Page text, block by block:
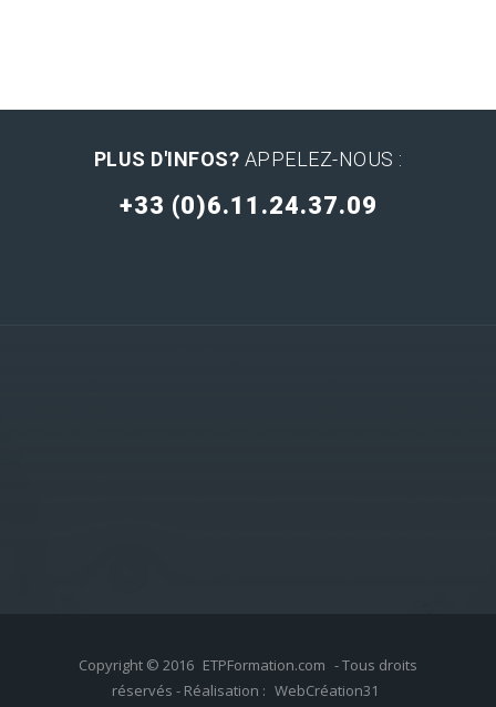
PLUS D'INFOS? APPELEZ-NOUS :
+33 (0)6.11.24.37.09
Copyright © 2016 ETPFormation.com - Tous droits
réservés - Réalisation : WebCréation31